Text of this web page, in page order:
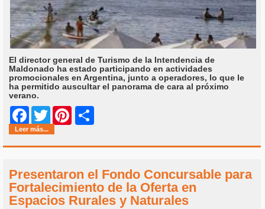
El director general de Turismo de la Intendencia de
Maldonado ha estado participando en actividades
promocionales en Argentina, junto a operadores, lo que le
ha permitido auscultar el panorama de cara al próximo
verano.
Facebook
Twitter Pinterest
Leer más...
Presentaron el Fondo Concursable para
Fortalecimiento de la Oferta en
Espacios Rurales y Naturales